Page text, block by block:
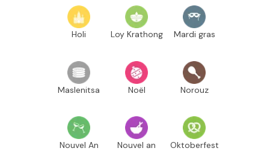
Holi Loy Krathong Mardi gras
Maslenitsa Noël Norouz
Nouvel An
Nouvel an
Oktoberfest